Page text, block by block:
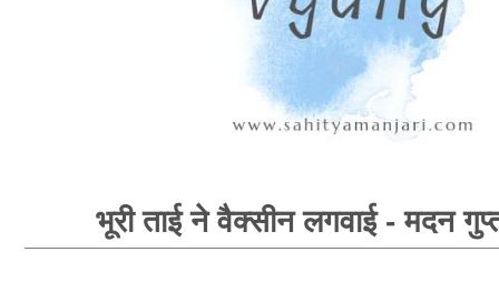
भूरी ताई ने वैक्सीन लगवाई - मदन